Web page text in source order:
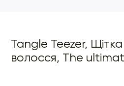
Tangle Teezer,
волосся, The